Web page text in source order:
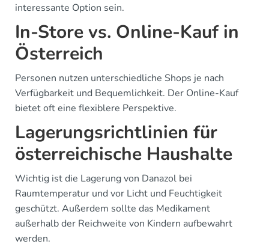
interessante Option sein.
In-Store vs. Online-Kauf in
Österreich
Personen nutzen unterschiedliche Shops je nach
Verfügbarkeit und Bequemlichkeit. Der Online-Kauf
bietet oft eine flexiblere Perspektive.
Lagerungsrichtlinien für
österreichische Haushalte
Wichtig ist die Lagerung von Danazol bei
Raumtemperatur und vor Licht und Feuchtigkeit
geschützt. Außerdem sollte das Medikament
außerhalb der Reichweite von Kindern aufbewahrt
werden.